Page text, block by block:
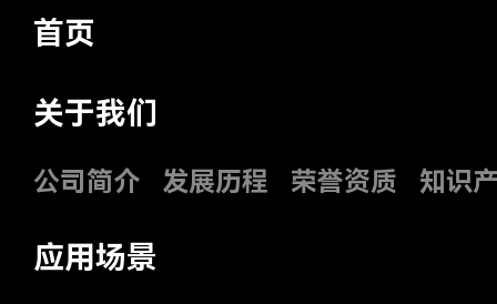
首页
关于我们
公司简介 发展历程 荣誉资质 知识
应用场景